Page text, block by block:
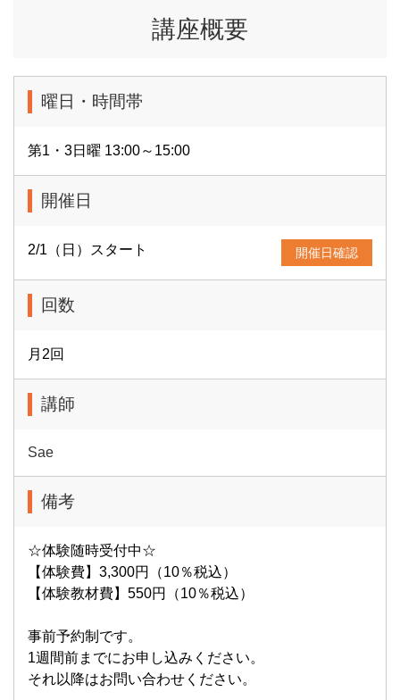
講座概要
曜日・時間帯
第1・3日曜 13:00～15:00
開催日
2/1（日）スタート 開催日確認
回数
月2回
講師
Sae
備考
☆体験随時受付中☆
【体験費】3,300円（10％税込）
【体験教材費】550円（10％税込）
事前予約制です。
1週間前までにお申し込みください。
それ以降はお問い合わせください。